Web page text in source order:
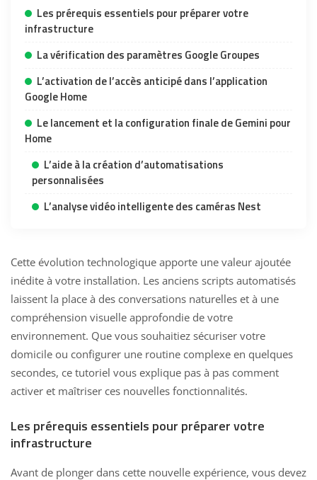
Les prérequis essentiels pour préparer votre
infrastructure
La vérification des paramètres Google Groupes
L’activation de l’accès anticipé dans l’application
Google Home
Le lancement et la configuration finale de Gemini pour
Home
L’aide à la création d’automatisations
personnalisées
L’analyse vidéo intelligente des caméras Nest
Cette évolution technologique apporte une valeur ajoutée
inédite à votre installation. Les anciens scripts automatisés
laissent la place à des conversations naturelles et à une
compréhension visuelle approfondie de votre
environnement. Que vous souhaitiez sécuriser votre
domicile ou configurer une routine complexe en quelques
secondes, ce tutoriel vous explique pas à pas comment
activer et maîtriser ces nouvelles fonctionnalités.
Les prérequis essentiels pour préparer votre
infrastructure
Avant de plonger dans cette nouvelle expérience, vous devez